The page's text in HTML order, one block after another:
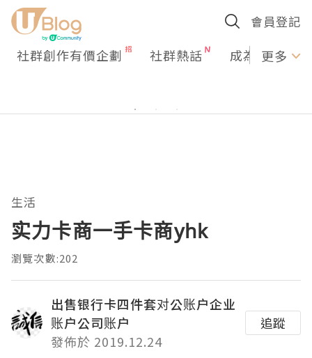
會員登記
社群創作有價企劃 社群熱話 成為U更多
生活
实力卡商一手卡商yhk
瀏覽次數:202
出售银行卡四件套对公账户企业
账户公司账户
發佈於 2019.12.24
追蹤